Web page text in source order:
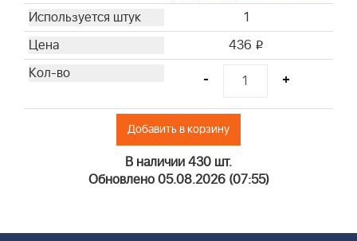
1
436 i
- +
Добавить в корзину
В наличии 430 шт.
Обновлено 05.08.2026 (07:55)